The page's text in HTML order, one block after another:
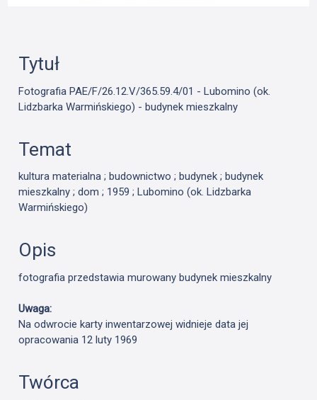
Tytuł
Fotografia PAE/F/26.12.V/365.59.4/01 - Lubomino (ok.
Lidzbarka Warmińskiego) - budynek mieszkalny
Temat
kultura materialna ; budownictwo ; budynek ; budynek
mieszkalny ; dom ; 1959 ; Lubomino (ok. Lidzbarka
Warmińskiego)
Opis
fotografia przedstawia murowany budynek mieszkalny
Uwaga:
Na odwrocie karty inwentarzowej widnieje data jej
opracowania 12 luty 1969
Twórca